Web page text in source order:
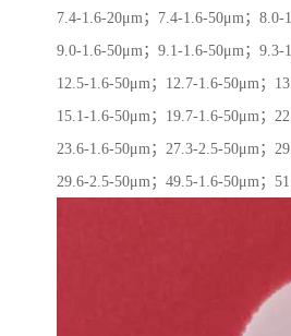
7.4-1.6-20μm；7.4-1.6-50μm；8.0-
9.0-1.6-50μm；9.1-1.6-50μm；9.3-
12.5-1.6-50μm；12.7-1.6-50μm；
15.1-1.6-50μm；19.7-1.6-50μm；
23.6-1.6-50μm；27.3-2.5-50μm；
29.6-2.5-50μm；49.5-1.6-50μm；